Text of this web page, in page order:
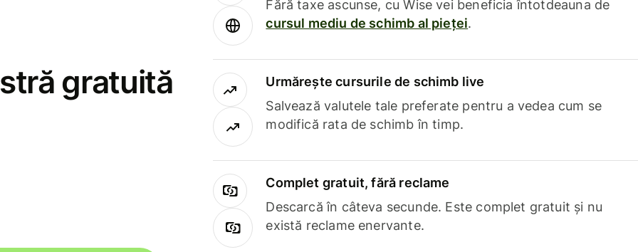
gratuită
Fără taxe ascunse, cu Wise vei beneficia întotdeauna de
cursul mediu de schimb al pieței.
Urmărește cursurile de schimb live
Salvează valutele tale preferate pentru a vedea cum se
modifică rata de schimb în timp.
Complet gratuit, fără reclame
Descarcă în câteva secunde. Este complet gratuit și nu
există reclame enervante.